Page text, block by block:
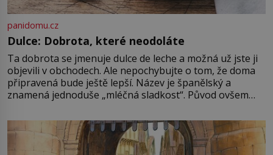
panidomu.cz
Dulce: Dobrota, které neodoláte
Ta dobrota se jmenuje dulce de leche a možná už jste ji
objevili v obchodech. Ale nepochybujte o tom, že doma
připravená bude ještě lepší. Název je španělský a
znamená jednoduše „mléčná sladkost“. Původ ovšem
pře hned několik latinskoamerických zemí a k tomu
Francie, kde se traduje,